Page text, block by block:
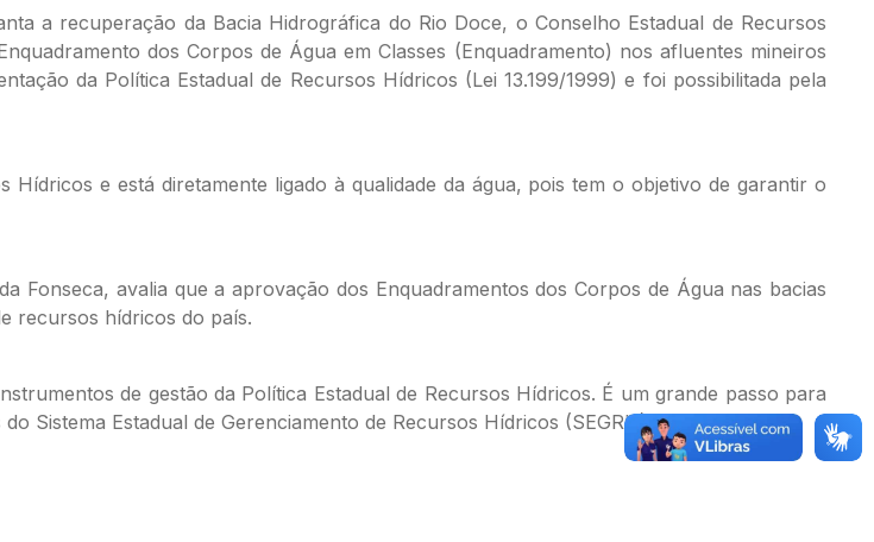
a recuperação da Bacia Hidrográfica do Rio Doce, o Conselho Estadual de Recursos
dos Corpos de Água em Classes (Enquadramento) nos afluentes mineiros
da Política Estadual de Recursos Hídricos (Lei 13.199/1999) e foi possibilitada pela
e está diretamente ligado à qualidade da água, pois tem o objetivo de garantir o
Fonseca, avalia que a aprovação dos Enquadramentos dos Corpos de Água nas bacias
recursos hídricos do país.
de gestão da Política Estadual de Recursos Hídricos. É um grande passo para
Sistema Estadual de Gerenciamento de Recursos Hídricos (SEGRH)”, pontua.